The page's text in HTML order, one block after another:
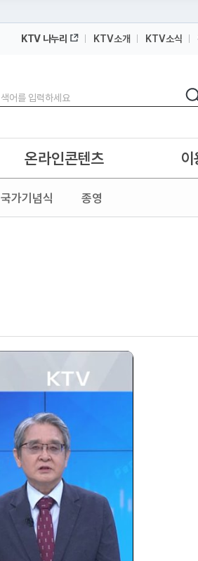
KTV 나누리 KTV소개 KTV소식
검색
검
국가기념식 종영
온라인콘텐츠 이